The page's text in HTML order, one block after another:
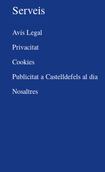
Serveis
Avís Legal
Privacitat
Cookies
Publicitat a Castelldefels al dia
Nosaltres